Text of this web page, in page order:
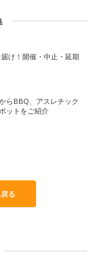
け！開催・中止・延期
らBBQ、アスレチック
ットをご紹介
る